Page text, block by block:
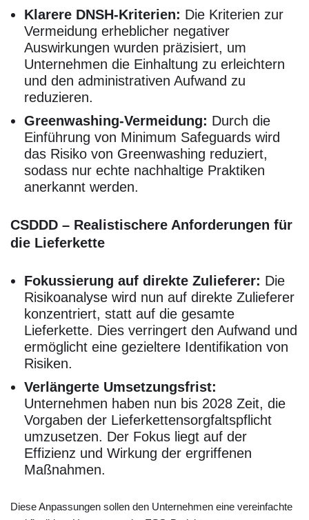
Klarere DNSH-Kriterien: Die Kriterien zur
Vermeidung erheblicher negativer
Auswirkungen wurden präzisiert, um
Unternehmen die Einhaltung zu erleichtern
und den administrativen Aufwand zu
reduzieren.
Greenwashing-Vermeidung: Durch die
Einführung von Minimum Safeguards wird
das Risiko von Greenwashing reduziert,
sodass nur echte nachhaltige Praktiken
anerkannt werden.
CSDDD – Realistischere Anforderungen für
die Lieferkette
Fokussierung auf direkte Zulieferer: Die
Risikoanalyse wird nun auf direkte Zulieferer
konzentriert, statt auf die gesamte
Lieferkette. Dies verringert den Aufwand und
ermöglicht eine gezieltere Identifikation von
Risiken.
Verlängerte Umsetzungsfrist:
Unternehmen haben nun bis 2028 Zeit, die
Vorgaben der Lieferkettensorgfaltspflicht
umzusetzen. Der Fokus liegt auf der
Effizienz und Wirkung der ergriffenen
Maßnahmen.
Diese Anpassungen sollen den Unternehmen eine vereinfachte